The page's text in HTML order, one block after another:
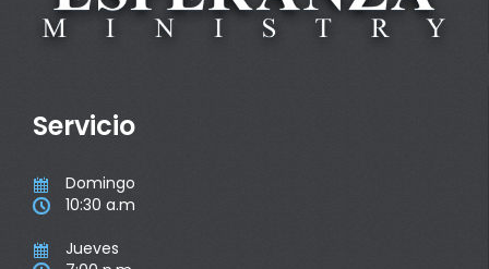
Servicio
 Domingo
 10:30 a.m
 Jueves